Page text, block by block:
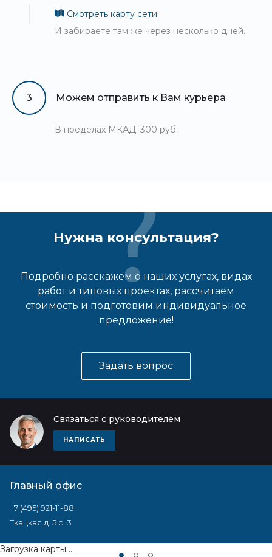
Смотреть карту сети
И забираете там же через несколько дней.
3 Можем отправить к Вам курьера
В пределах МКАД: 300 руб.
Нужна консультация?
Подробно расскажем о наших услугах, видах
работ и типовых проектах, рассчитаем
стоимость и подготовим индивидуальное
предложение!
Задать вопрос
Связаться с руководителем
НАПИСАТЬ
Главный офис
+7 (495) 921-11-88
Ткацкая д. 5 с. 3
Загрузка карты ...